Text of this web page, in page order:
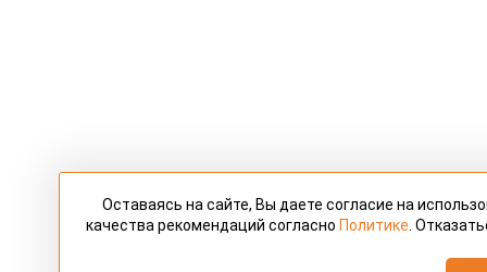
Оставаясь на сайте, Вы даете согласие на
качества рекомендаций согласно Политике .